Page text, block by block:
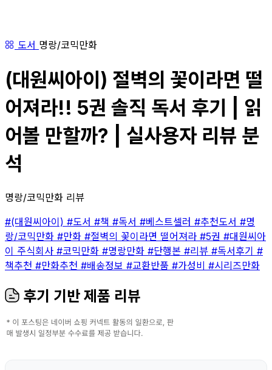
도서 명랑/코믹만화
(대원씨아이) 절벽의 꽃이라면 떨
어져라!! 5권 솔직 독서 후기 | 읽
어볼 만할까? | 실사용자 리뷰 분
석
명랑/코믹만화 리뷰
#(대원씨아이) #도서 #책 #독서 #베스트셀러 #추천도서 #명
랑/코믹만화 #만화 #절벽의 꽃이라면 떨어져라 #5권 #대원씨아
이 주식회사 #코믹만화 #명랑만화 #단행본 #리뷰 #독서후기 #
책추천 #만화추천 #배송정보 #교환반품 #가성비 #시리즈만화
후기 기반 제품 리뷰